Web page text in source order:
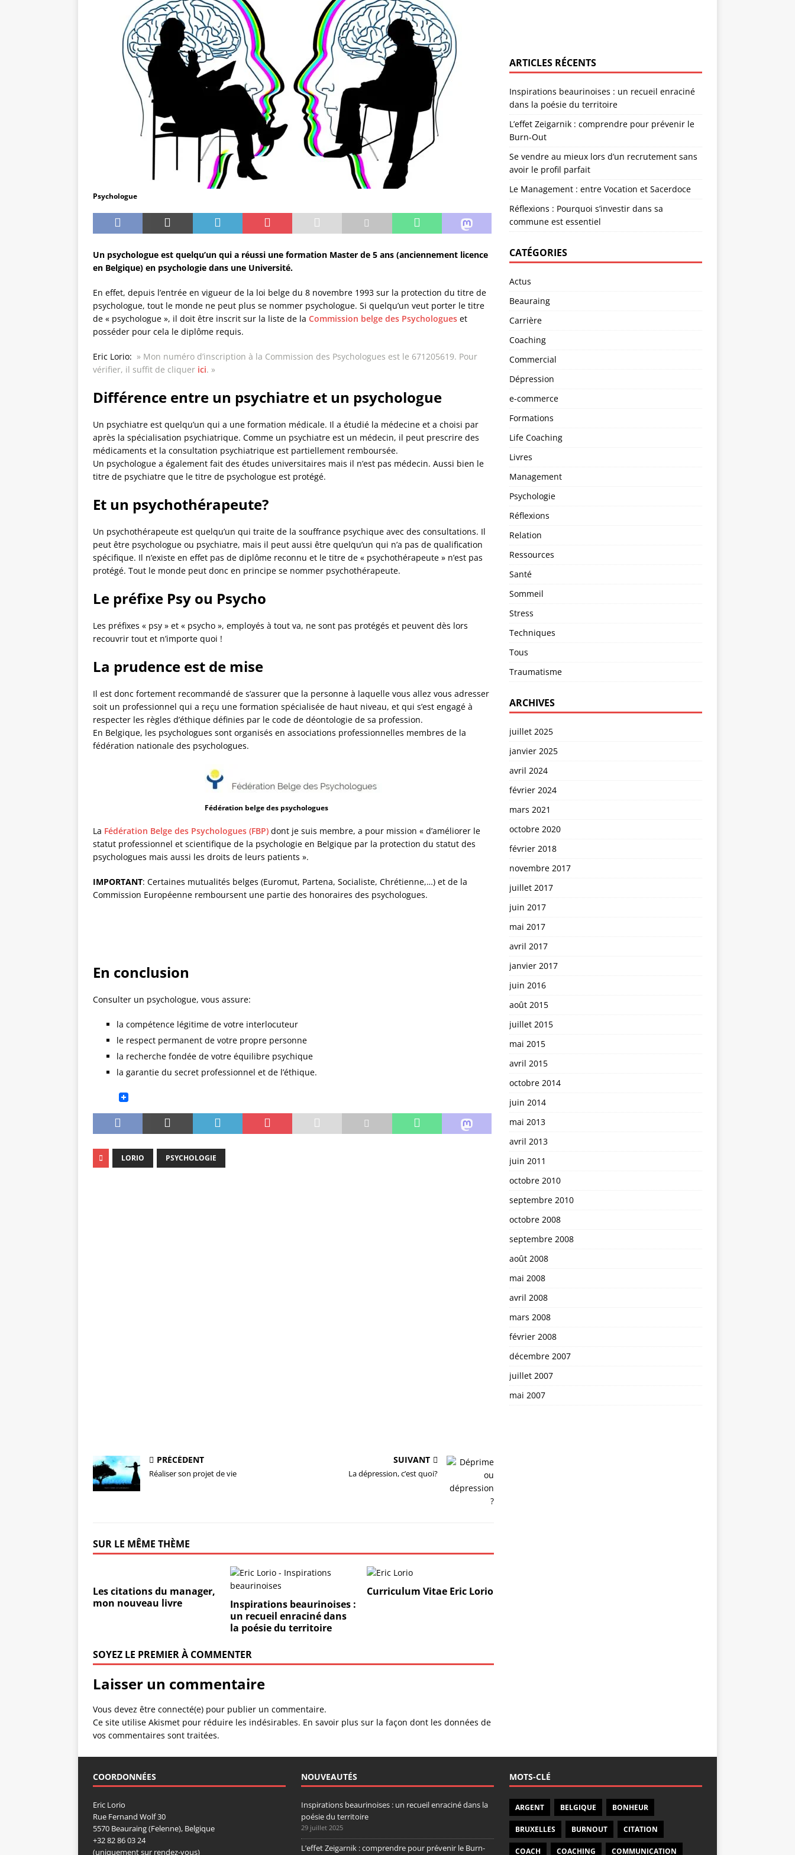
[ 29 juillet 2025 ] Inspirations beaurinoises : un recueil enraciné dans la poésie du territoire
[ 2 janvier 2025 ] L’effet Zeigarnik : comprendre pour prévenir le Burn-Out
CARRIÈRE
[ 27 avril 2024 ] Se vendre au mieux lors d’un recrutement sans avoir le profil parfait
CARRIÈRE
[ 27 avril 2024 ]
Le Management : entre Vocation et Sacerdoce
MANAGEMENT
[ 26 avril 2024 ]
Réflexions : Pourquoi s’investir dans sa commune est essentiel
RÉFLEXIONS
[ 15 août 2015 ]
Un grand chien noir nous explique la dépression DÉPRESSION
Psychologue
Un psychologue est quelqu’un qui a réussi une formation Master de 5 ans (anciennement licence
en Belgique) en psychologie dans une Université.
En effet, depuis l’entrée en vigueur de la loi belge du 8 novembre 1993 sur la protection du titre de
psychologue, tout le monde ne peut plus se nommer psychologue. Si quelqu’un veut porter le titre
de « psychologue », il doit être inscrit sur la liste de la Commission belge des Psychologues et
posséder pour cela le diplôme requis.
Eric Lorio: » Mon numéro d’inscription à la Commission des Psychologues est le 671205619. Pour
vérifier, il suffit de cliquer ici. »
Différence entre un psychiatre et un psychologue
Un psychiatre est quelqu’un qui a une formation médicale. Il a étudié la médecine et a choisi par
après la spécialisation psychiatrique. Comme un psychiatre est un médecin, il peut prescrire des
médicaments et la consultation psychiatrique est partiellement remboursée.
Un psychologue a également fait des études universitaires mais il n’est pas médecin. Aussi bien le
titre de psychiatre que le titre de psychologue est protégé.
Et un psychothérapeute?
Un psychothérapeute est quelqu’un qui traite de la souffrance psychique avec des consultations. Il
peut être psychologue ou psychiatre, mais il peut aussi être quelqu’un qui n’a pas de qualification
spécifique. Il n’existe en effet pas de diplôme reconnu et le titre de « psychothérapeute » n’est pas
protégé. Tout le monde peut donc en principe se nommer psychothérapeute.
Le préfixe Psy ou Psycho
Les préfixes « psy » et « psycho », employés à tout va, ne sont pas protégés et peuvent dès lors
recouvrir tout et n’importe quoi !
La prudence est de mise
Il est donc fortement recommandé de s’assurer que la personne à laquelle vous allez vous adresser
soit un professionnel qui a reçu une formation spécialisée de haut niveau, et qui s’est engagé à
respecter les règles d’éthique définies par le code de déontologie de sa profession.
En Belgique, les psychologues sont organisés en associations professionnelles membres de la
fédération nationale des psychologues.
Fédération belge des psychologues
La Fédération Belge des Psychologues (FBP) dont je suis membre, a pour mission « d’améliorer le
statut professionnel et scientifique de la psychologie en Belgique par la protection du statut des
psychologues mais aussi les droits de leurs patients ».
IMPORTANT: Certaines mutualités belges (Euromut, Partena, Socialiste, Chrétienne,…) et de la
Commission Européenne remboursent une partie des honoraires des psychologues.
En conclusion
Consulter un psychologue, vous assure:
la compétence légitime de votre interlocuteur
le respect permanent de votre propre personne
la recherche fondée de votre équilibre psychique
la garantie du secret professionnel et de l’éthique.
LORIO PSYCHOLOGIE
PRÉCÉDENT
Réaliser son projet de vie
SUIVANT
La dépression, c’est quoi?
SUR LE MÊME THÈME
Les citations du manager,
mon nouveau livre
Inspirations beaurinoises :
un recueil enraciné dans
la poésie du territoire
Curriculum Vitae Eric Lorio
SOYEZ LE PREMIER À COMMENTER
Laisser un commentaire
Vous devez être connecté(e) pour publier un commentaire.
Ce site utilise Akismet pour réduire les indésirables. En savoir plus sur la façon dont les données de
vos commentaires sont traitées.
ARTICLES RÉCENTS
Inspirations beaurinoises : un recueil enraciné
dans la poésie du territoire
L’effet Zeigarnik : comprendre pour prévenir le
Burn-Out
Se vendre au mieux lors d’un recrutement sans
avoir le profil parfait
Le Management : entre Vocation et Sacerdoce
Réflexions : Pourquoi s’investir dans sa
commune est essentiel
CATÉGORIES
Actus
Beauraing
Carrière
Coaching
Commercial
Dépression
e-commerce
Formations
Life Coaching
Livres
Management
Psychologie
Réflexions
Relation
Ressources
Santé
Sommeil
Stress
Techniques
Tous
Traumatisme
ARCHIVES
juillet 2025
janvier 2025
avril 2024
février 2024
mars 2021
octobre 2020
février 2018
novembre 2017
juillet 2017
juin 2017
mai 2017
avril 2017
janvier 2017
juin 2016
août 2015
juillet 2015
mai 2015
avril 2015
octobre 2014
juin 2014
mai 2013
avril 2013
juin 2011
octobre 2010
septembre 2010
octobre 2008
septembre 2008
août 2008
mai 2008
avril 2008
mars 2008
février 2008
décembre 2007
juillet 2007
mai 2007
COORDONNÉES
Eric Lorio
Rue Fernand Wolf 30
5570 Beauraing (Felenne), Belgique
+32 82 86 03 24
(uniquement sur rendez-vous)
NOUVEAUTÉS
Inspirations beaurinoises : un recueil enraciné dans la
poésie du territoire
29 juillet 2025
L’effet Zeigarnik : comprendre pour prévenir le Burn-
MOTS-CLÉ
ARGENT BELGIQUE BONHEUR
BRUXELLES BURNOUT CITATION
COACH COACHING COMMUNICATION